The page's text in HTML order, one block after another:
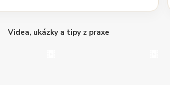
Videa, ukázky a tipy z praxe